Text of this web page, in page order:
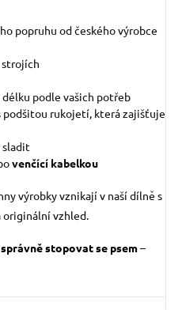
popruhu od českého výrobce
strojích
podle vašich potřeb
podšitou rukojetí, která zajišťuje
sladit
venčící kabelkou
výrobky vznikají v naší dílně s
originální vzhled.
stopovat se psem–